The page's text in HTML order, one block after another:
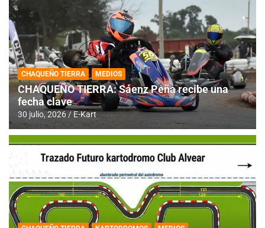
CHAQUEÑO TIERRA MEDIOS
CHAQUEÑO TIERRA: Sáenz Peña recibe una
fecha clave
30 julio, 2026 E-Kart